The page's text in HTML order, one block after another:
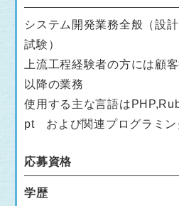
システム開発業務全般（設
試験）
上流工程経験者の方には顧
以降の業務
使用する主な言語は
pt および関連プログラミン
応募資格
学歴